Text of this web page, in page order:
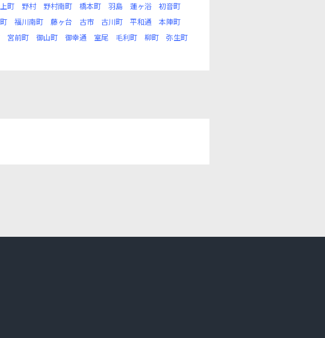
町 野村 野村南町 橋本町 羽島 蓮ヶ浴
初音町
福川南町 藤ヶ台 古市 古川町 平和通
本陣町
宮前町 御山町 御幸通 室尾 毛利町 柳町
弥生町